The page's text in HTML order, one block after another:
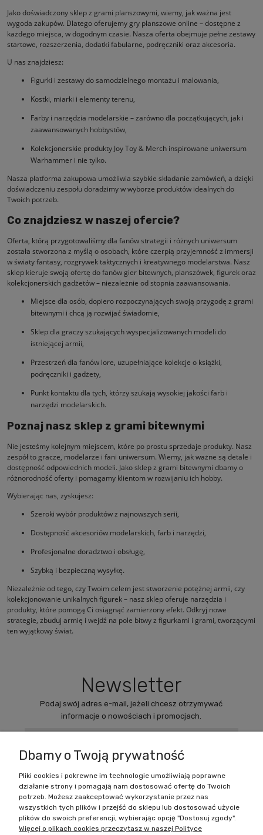
Jako doświadczony sklep z grami planszowymi, wiemy, jak ważna jest
wygoda zakupów. Dlatego oferujemy gry planszowe online – dostępne z
każdego miejsca, w dogodnym czasie. Nasza oferta obejmuje pełne zestawy
startowe, rozszerzenia, dodatki fabularne, podręczniki oraz akcesoria.
U nas znajdziesz:
Figurki i zestawy do samodzielnego montażu i malowania,
Kostki, miarki i elementy terenu,
Farby i narzędzia modelarskie – zarówno dla początkujących, jak i
zaawansowanych hobbystów,
Kolekcjonerskie produkty Joy Toy & Merch inspirowane uniwersum
Warhammer i nie tylko.
Nasza platforma zakupowa umożliwia szybkie składanie zamówień, a dzięki
doświadczeniu zespołu doradzimy w wyborze produktów idealnych do
Twoich potrzeb.
Co znajdziesz w naszej ofercie?
Oferta, którą przygotowaliśmy dla fanów strategii i różnych uniwersum
została stworzona z myślą o osobach, które czerpią przyjemność z immersji
w światy fantasy, rozgrywek taktycznych i kreatywnego modelarstwa. Nasz
sklep kieruje swoją ofertę do fanów gier bitewnych, planszówek, figurek oraz
kolekcjonerskich gadżetów – niezależnie od stopnia zaawansowania.
Miejsce dla osób, dopiero rozpoczynających swoją przygodę z grami
bitewnymi i chcą ją rozwijać świadomie,
Sklep dla graczy szukających wyspecjalizowanych modeli do
istniejącej armii,
Przestrzeń dla fanów lore, uzupełniające kolekcje o książki,
podręczniki i gadżety,
Punkt kontaktu dla tych, którzy szukają wysokiej jakości farb i
narzędzi modelarskich.
Poznaj nasz sklep z grami bitewnymi
Nie jesteśmy kolejnym miejscem, które po prostu sprzedaje produkty. Nasz
zespół to gracze, modelarze i fani uniwersum. Wiemy, jak ważne są detale i
dostępność odpowiednich modeli. Jako sklep z grami bitewnymi dbamy o
różnorodność oferty i pomagamy klientom w rozwijaniu ich hobby.
Wybierając nas, zyskujesz:
Szeroki wybór produktów z najnowszych serii,
Dostępność akcesoriów modelarskich, farb i narzędzi,
Profesjonalne doradztwo i obsługę,
Szybką i bezpieczną wysyłkę.
Niezależnie od tego, czy Twoim celem jest stworzenie potężnej armii, czy
kolekcjonowanie unikalnych figurek – nasz sklep oferuje narzędzia i
produkty, które pomogą Ci osiągnąć zamierzony efekt. Odkryj nowe
strategie, zbuduj armię i wejdź na pole bitwy z figurkami i grami, tworzącymi
ten wyjątkowy świat.
Newsletter
Podaj swój adres e-mail, jeżeli chcesz otrzymywać
informacje o nowościach i promocjach.
Zakupy
Pomoc
Dbamy o Twoją prywatność
Pliki cookies i pokrewne im technologie umożliwiają poprawne
działanie strony i pomagają nam dostosować ofertę do Twoich
potrzeb. Możesz zaakceptować wykorzystanie przez nas
wszystkich tych plików i przejść do sklepu lub dostosować użycie
plików do swoich preferencji, wybierając opcję "Dostosuj zgody".
Więcej o plikach cookies przeczytasz w naszej Polityce